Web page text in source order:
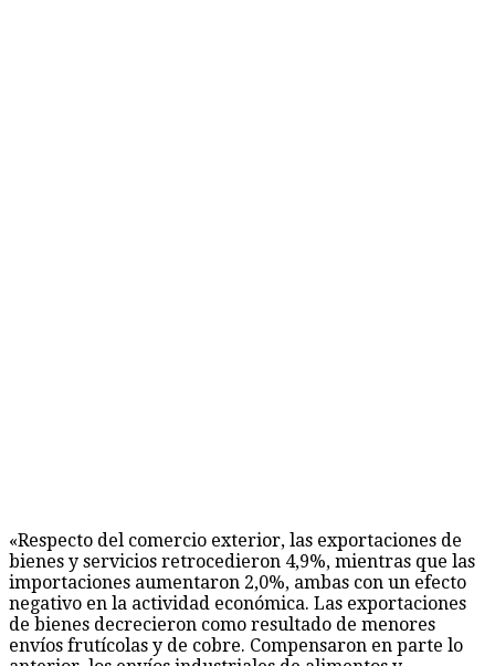
«Respecto del comercio exterior, las exportaciones de
bienes y servicios retrocedieron 4,9%, mientras que las
importaciones aumentaron 2,0%, ambas con un efecto
negativo en la actividad económica. Las exportaciones
de bienes decrecieron como resultado de menores
envíos frutícolas y de cobre. Compensaron en parte lo